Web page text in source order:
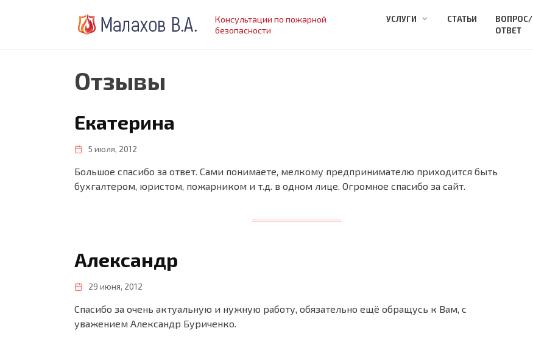
Консультации по пожарной
безопасности
УСЛУГИ СТАТЬИ
ВОПРОС/
ОТВЕТ
Отзывы
Екатерина
5 июля, 2012
Большое спасибо за ответ. Сами понимаете, мелкому предпринимателю приходится быть
бухгалтером, юристом, пожарником и т.д. в одном лице. Огромное спасибо за сайт.
Александр
29 июня, 2012
Спасибо за очень актуальную и нужную работу, обязательно ещё обращусь к Вам, с
уважением Александр Буриченко.